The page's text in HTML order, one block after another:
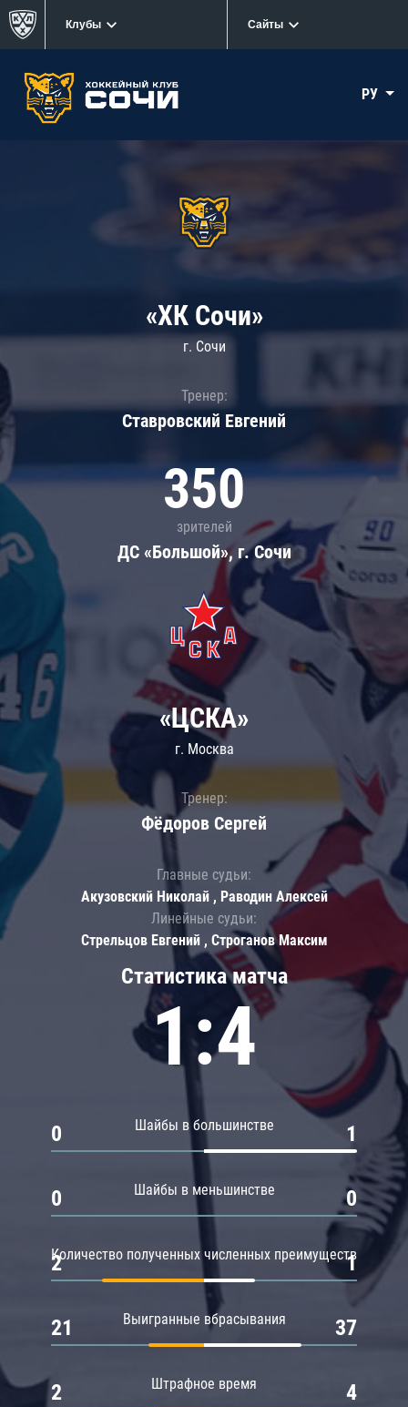
Клубы Сайты
РУ
«ХК Сочи»
г. Сочи
Тренер:
Ставровский Евгений
350
зрителей
ДС «Большой», г. Сочи
Статистика матча
1:4
Шайбы в большинстве
0 1
Шайбы в меньшинстве
0 0
Количество полученных численных преимуществ
2 1
Выигранные вбрасывания
21 37
Штрафное время
2 4
«ЦСКА»
г. Москва
Тренер:
Фёдоров Сергей
Главные судьи:
Акузовский Николай , Раводин Алексей
Линейные судьи:
Стрельцов Евгений , Строганов Максим